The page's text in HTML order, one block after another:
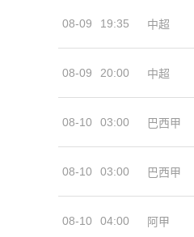
08-09 19:35 中超
08-09 20:00 中超
08-10 03:00 巴西甲
08-10 03:00 巴西甲
08-10 04:00 阿甲